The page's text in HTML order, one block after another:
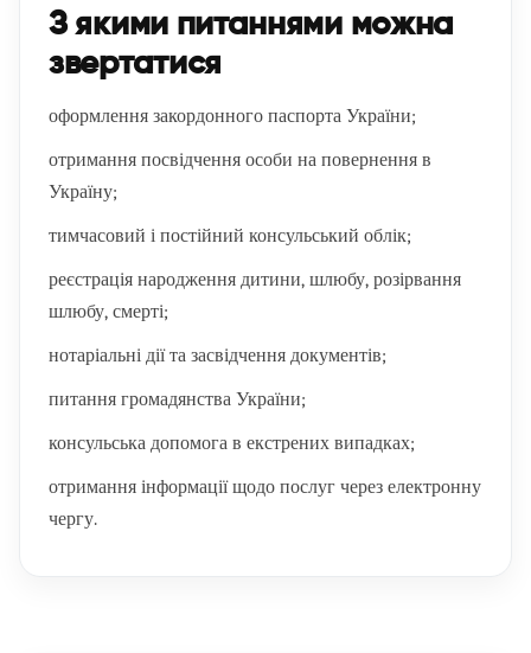
З якими питаннями можна
звертатися
оформлення закордонного паспорта України;
отримання посвідчення особи на повернення в
Україну;
тимчасовий і постійний консульський облік;
реєстрація народження дитини, шлюбу, розірвання
шлюбу, смерті;
нотаріальні дії та засвідчення документів;
питання громадянства України;
консульська допомога в екстрених випадках;
отримання інформації щодо послуг через електронну
чергу.